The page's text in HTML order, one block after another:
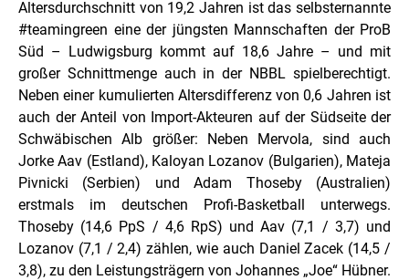
Altersdurchschnitt von 19,2 Jahren ist das selbsternannte
#teamingreen eine der jüngsten Mannschaften der ProB
Süd – Ludwigsburg kommt auf 18,6 Jahre – und mit
großer Schnittmenge auch in der NBBL spielberechtigt.
Neben einer kumulierten Altersdifferenz von 0,6 Jahren ist
auch der Anteil von Import-Akteuren auf der Südseite der
Schwäbischen Alb größer: Neben Mervola, sind auch
Jorke Aav (Estland), Kaloyan Lozanov (Bulgarien), Mateja
Pivnicki (Serbien) und Adam Thoseby (Australien)
erstmals im deutschen Profi-Basketball unterwegs.
Thoseby (14,6 PpS / 4,6 RpS) und Aav (7,1 / 3,7) und
Lozanov (7,1 / 2,4) zählen, wie auch Daniel Zacek (14,5 /
3,8), zu den Leistungsträgern von Johannes „Joe“ Hübner.